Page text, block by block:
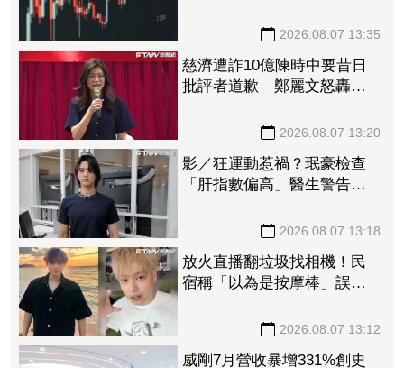
2026.08.07 13:35
慈濟遭詐10億陳時中要昔日
批評者道歉 鄭麗文怒轟無
2026.08.07 13:20
影／狂運動惹禍？珉豪檢查
「肝指數偏高」醫生警告：
2026.08.07 13:18
放火直播翻垃圾找相機！民
宿稱「以為是按摩棒」誤
2026.08.07 13:12
威剛7月營收暴增331%創史